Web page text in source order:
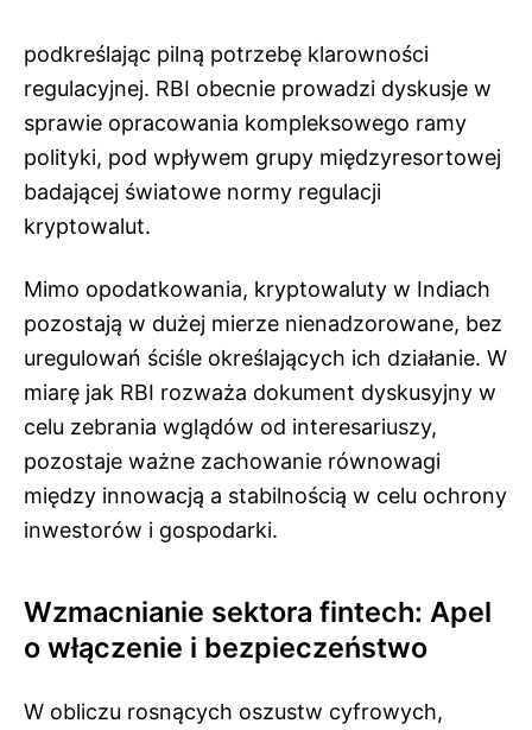
podkreślając pilną potrzebę klarowności
regulacyjnej. RBI obecnie prowadzi dyskusje w
sprawie opracowania kompleksowego ramy
polityki, pod wpływem grupy międzyresortowej
badającej światowe normy regulacji
kryptowalut.
Mimo opodatkowania, kryptowaluty w Indiach
pozostają w dużej mierze nienadzorowane, bez
uregulowań ściśle określających ich działanie. W
miarę jak RBI rozważa dokument dyskusyjny w
celu zebrania wglądów od interesariuszy,
pozostaje ważne zachowanie równowagi
między innowacją a stabilnością w celu ochrony
inwestorów i gospodarki.
Wzmacnianie sektora fintech: Apel
o włączenie i bezpieczeństwo
W obliczu rosnących oszustw cyfrowych,